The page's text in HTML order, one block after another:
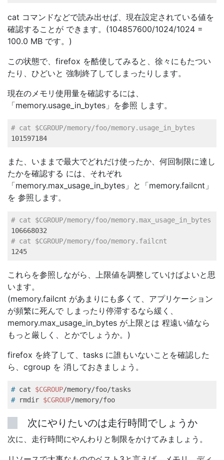
cat コマンドなどで読み出せば、現在設定されている値を
確認することが できます。(104857600/1024/1024 =
100.0 MB です。)
この状態で、firefox を酷使してみると、徐々にもたつい
たり、ひどいと 強制終了してしまったりします。
現在のメモリ使用量を確認するには、
「memory.usage_in_bytes」を参照 します。
# cat $CGROUP/memory/foo/memory.usage_in_bytes
101597184
また、いままで最大でどれだけ使ったか、何回制限に達し
たかを確認する には、それぞれ
「memory.max_usage_in_bytes」と「memory.failcnt」
を 参照します。
# cat $CGROUP/memory/foo/
106668032
# cat $CGROUP/memory/foo/memory.failcnt
1245
これらを参照しながら、上限値を調整していけばよいと思
います。
(memory.failcnt があまりにも多くて、アプリケーション
が頻繁に死んで しまったり停滞するなら緩く、
memory.max_usage_in_bytes が上限とは 程遠い値なら
もっと厳しく、とかでしょうか。)
firefox を終了して、tasks に誰もいないことを確認した
ら、cgroup を 消しておきましょう。
# cat $CGROUP/memory/foo/tasks
# rmdir $CGROUP/memory/foo
次にやりたいのは走行時間でしょうか
次に、走行時間にやんわりと制限をかけてみましょう。